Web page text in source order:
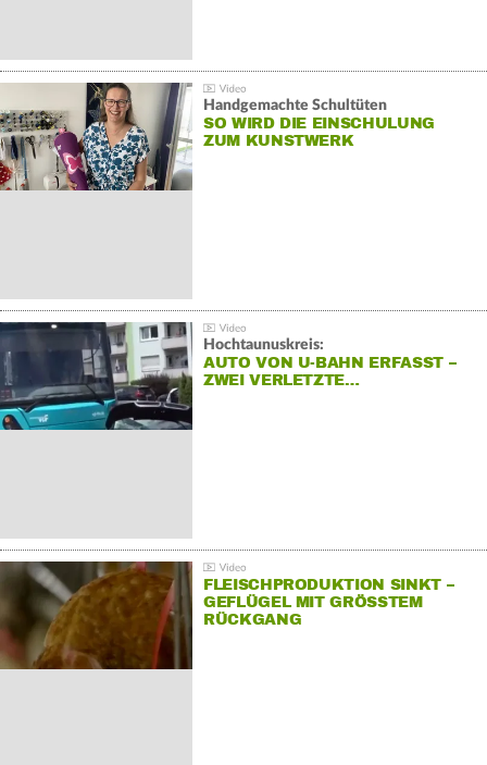
Handgemachte Schultüten
SO WIRD DIE EINSCHULUNG
ZUM KUNSTWERK
Hochtaunuskreis:
AUTO VON U-BAHN ERFASST –
ZWEI VERLETZTE…
FLEISCHPRODUKTION SINKT –
GEFLÜGEL MIT GRÖSSTEM R
ÜCKGANG